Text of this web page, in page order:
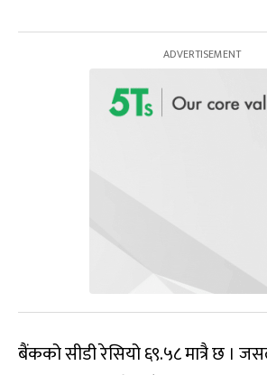
बैंकको सीडी रेसियो ६९.५८ मात्रै छ ।